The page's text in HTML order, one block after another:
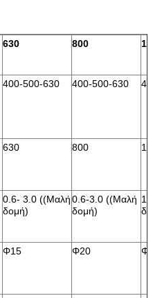
630 800
400-500-630 400-500-630
630 800
0.6- 3.0 ((Μαλή
δομή)
0.6-3.0 ((Μαλή
δομή)
Φ15 Φ20